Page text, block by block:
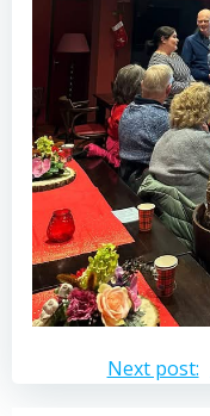
Bericht
Next post: